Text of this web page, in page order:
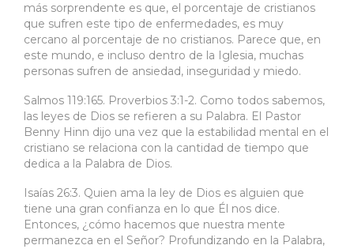
más sorprendente es que, el porcentaje de cristianos
que sufren este tipo de enfermedades, es muy
cercano al porcentaje de no cristianos. Parece que, en
este mundo, e incluso dentro de la Iglesia, muchas
personas sufren de ansiedad, inseguridad y miedo.
Salmos 119:165. Proverbios 3:1-2. Como todos sabemos,
las leyes de Dios se refieren a su Palabra. El Pastor
Benny Hinn dijo una vez que la estabilidad mental en el
cristiano se relaciona con la cantidad de tiempo que
dedica a la Palabra de Dios.
Isaías 26:3. Quien ama la ley de Dios es alguien que
tiene una gran confianza en lo que Él nos dice.
Entonces, ¿cómo hacemos que nuestra mente
permanezca en el Señor? Profundizando en la Palabra,